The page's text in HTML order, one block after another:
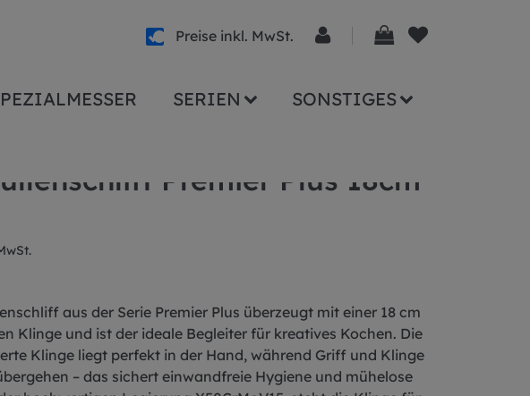
Preise inkl. MwSt.
SERIEN SONSTIGES
Premier Plus 18cm
aus der Serie Premier Plus überzeugt mit einer 18 cm
Klinge und ist der ideale Begleiter für kreatives Kochen. Die
Klinge liegt perfekt in der Hand, während Griff und Klinge
– das sichert einwandfreie Hygiene und mühelose